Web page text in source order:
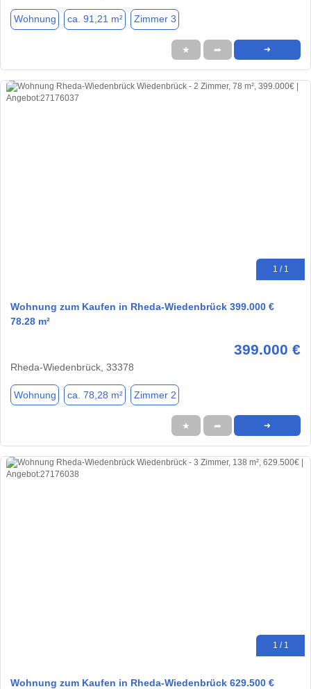
Wohnung ca. 91,21 m² Zimmer 3
★ ➦ ➜
1 / 1
Wohnung zum Kaufen in Rheda-Wiedenbrück 399.000 €
78.28 m²
399.000 €
Rheda-Wiedenbrück, 33378
Wohnung ca. 78,28 m² Zimmer 2
★ ➦ ➜
1 / 1
Wohnung zum Kaufen in Rheda-Wiedenbrück 629.500 €